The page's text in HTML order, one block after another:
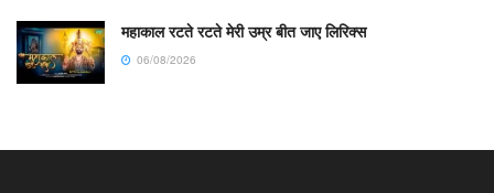
महाकाल रटते रटते मेरी उम्र बीत जाए लिरिक्स
06/08/2026